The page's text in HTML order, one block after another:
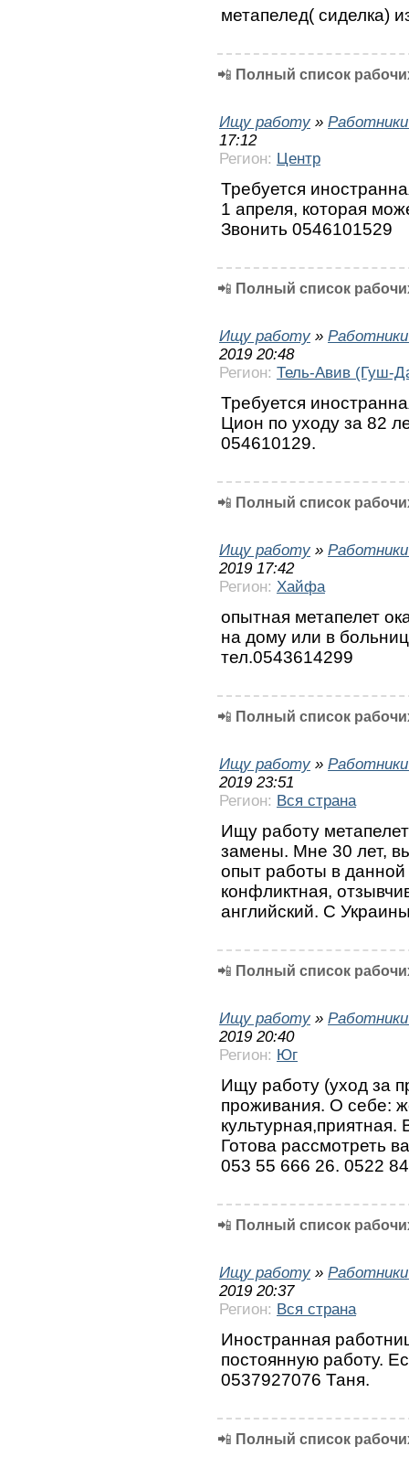
метапелед( сиделка)
📲 Полный список
Ищу работу »
17:12
Регион: Центр
Требуется
1 апреля, которая
Звонить 0546101529
📲 Полный список
Ищу работу »
2019 20:48
Регион: Тель-Авив (Гуш-
Требуется
Цион по уходу за 82
054610129.
📲 Полный список
Ищу работу »
2019 17:42
Регион: Хайфа
опытная метапелет
на дому или в
тел.0543614299
📲 Полный список
Ищу работу »
2019 23:51
Регион: Вся страна
Ищу работу
замены. Мне 30 лет,
опыт работы в
конфликтная,
английский. С
📲 Полный список
Ищу работу »
2019 20:40
Регион: Юг
Ищу работу (уход за
проживания. О себе:
Готова рассмотреть
053 55 666 26. 0522
📲 Полный список
Ищу работу »
2019 20:37
Регион: Вся страна
Иностранная
постоянную работу.
0537927076 Таня.
📲 Полный список